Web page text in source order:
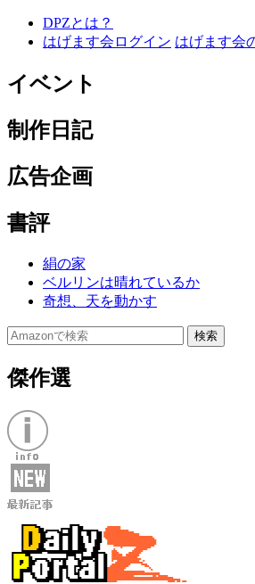
DPZとは？
はげます会ログイン はげます会
イベント
制作日記
広告企画
書評
絹の家
ベルリンは晴れているか
奇想、天を動かす
傑作選